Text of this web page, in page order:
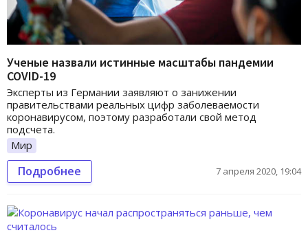
Ученые назвали истинные масштабы пандемии
COVID-19
Эксперты из Германии заявляют о занижении
правительствами реальных цифр заболеваемости
коронавирусом, поэтому разработали свой метод
подсчета.
Мир
Подробнее 7 апреля 2020, 19:04